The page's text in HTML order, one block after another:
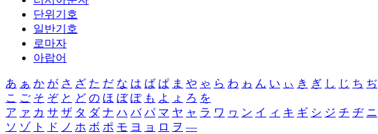
단위기호
일반기호
로마자
아랍어
あ ぁ か が さ ざ た だ な は ば ぱ ま や ゃ ら わ ゎ ん い ぃ き ぎ し じ ち ぢ
こ ご そ ぞ と ど の ほ ぼ ぽ も よ ょ ろ を
ア ァ カ サ ザ タ ダ ナ ハ バ パ マ ヤ ャ ラ ワ ヮ ン イ ィ キ ギ シ ジ チ ヂ ニ
ソ ゾ ト ド ノ ホ ボ ポ モ ヨ ョ ロ ヲ ―